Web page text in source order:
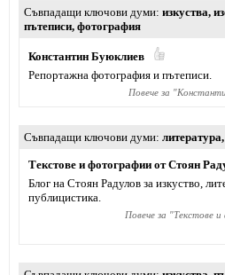
Съвпадащи ключови думи изкуства,
пътеписи, фотография
Константин Буюклиев
Репортажна фотография и пътеписи.
Повече за "
Съвпадащи ключови думи литература,
Текстове и фотографии от Стоян
Блог на Стоян Радулов за изкуство,
публицистика.
Повече за "Текстове